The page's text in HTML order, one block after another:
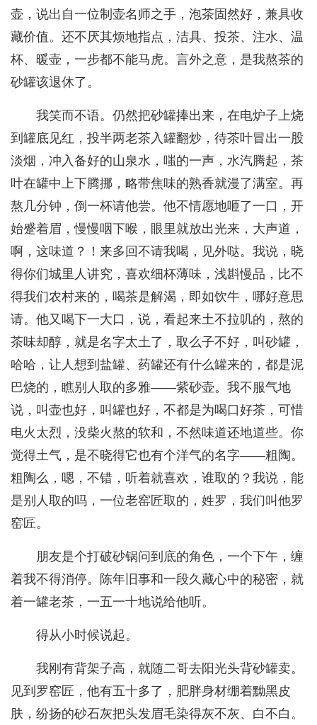
壶，说出自一位制壶名师之手，泡茶固然好，兼具收
藏价值。还不厌其烦地指点，洁具、投茶、注水、温
杯、暖壶，一步都不能马虎。言外之意，是我熬茶的
砂罐该退休了。
我笑而不语。仍然把砂罐捧出来，在电炉子上烧
到罐底见红，投半两老茶入罐翻炒，待茶叶冒出一股
淡烟，冲入备好的山泉水，嗤的一声，水汽腾起，茶
叶在罐中上下腾挪，略带焦味的熟香就漫了满室。再
熬几分钟，倒一杯请他尝。他不情愿地咂了一口，开
始蹙着眉，慢慢咽下喉，眼里就放出光来，大声道，
啊，这味道？！来多回不请我喝，见外哒。我说，晓
得你们城里人讲究，喜欢细杯薄味，浅斟慢品，比不
得我们农村来的，喝茶是解渴，即如饮牛，哪好意思
请。他又喝下一大口，说，看起来土不拉叽的，熬的
茶味却醇，就是名字太土了，取么子不好，叫砂罐，
哈哈，让人想到盐罐、药罐还有什么罐来的，都是泥
巴烧的，瞧别人取的多雅——紫砂壶。我不服气地
说，叫壶也好，叫罐也好，不都是为喝口好茶，可惜
电火太烈，没柴火熬的软和，不然味道还地道些。你
觉得土气，是不晓得它也有个洋气的名字——粗陶。
粗陶么，嗯，不错，听着就喜欢，谁取的？我说，能
是别人取的吗，一位老窑匠取的，姓罗，我们叫他罗
窑匠。
朋友是个打破砂锅问到底的角色，一个下午，缠
着我不得消停。陈年旧事和一段久藏心中的秘密，就
着一罐老茶，一五一十地说给他听。
得从小时候说起。
我刚有背架子高，就随二哥去阳光头背砂罐卖。
见到罗窑匠，他有五十多了，肥胖身材绷着黝黑皮
肤，纷扬的砂石灰把头发眉毛染得灰不灰、白不白。